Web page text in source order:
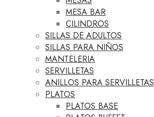
MESA BAR
CILINDROS
SILLAS DE ADULTOS
SILLAS PARA NIÑOS
MANTELERIA
SERVILLETAS
ANILLOS PARA SERVILLETAS
PLATOS
PLATOS BASE